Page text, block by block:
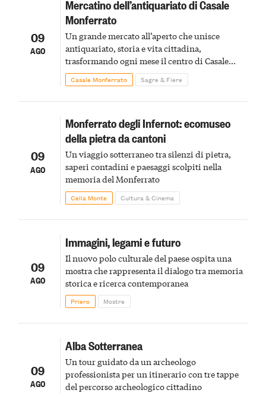
09
AGO
Mercatino dell’antiquariato di Casale
Monferrato
Un grande mercato all’aperto che unisce
antiquariato, storia e vita cittadina,
trasformando ogni mese il centro di Casale
Monferrato in un luogo di scoperta e racconto
Casale Monferrato Sagre & Fiere
09
AGO
Monferrato degli Infernot: ecomuseo
della pietra da cantoni
Un viaggio sotterraneo tra silenzi di pietra,
saperi contadini e paesaggi scolpiti nella
memoria del Monferrato
Cella Monte Cultura & Cinema
09
AGO
Immagini, legami e futuro
Il nuovo polo culturale del paese ospita una
mostra che rappresenta il dialogo tra memoria
storica e ricerca contemporanea
Priero Mostre
09
AGO
Alba Sotterranea
Un tour guidato da un archeologo
professionista per un itinerario con tre tappe
del percorso archeologico cittadino